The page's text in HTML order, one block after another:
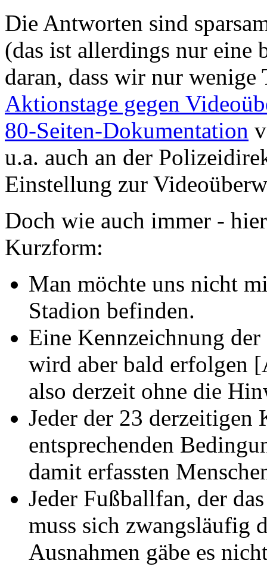
Die Antworten sind
(das ist allerdings nur eine
daran, dass wir nur wenige
Aktionstage gegen
80-Seiten-Dokumentation
u.a. auch an der
Einstellung zur
Doch wie auch immer -
Kurzform:
Man möchte uns nicht
Stadion befinden.
Eine Kennzeichnung
wird aber bald erfolgen
also derzeit ohne die
Jeder der 23 derzeitigen
entsprechenden
damit erfassten
Jeder Fußballfan, der
muss sich zwangsläufig
Ausnahmen gäbe es